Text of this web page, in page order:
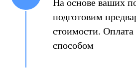
На основе ваших
подготовим
стоимости.
способом